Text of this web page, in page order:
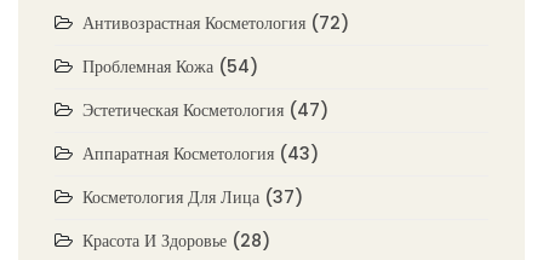
Антивозрастная Косметология (72)
Проблемная Кожа (54)
Эстетическая Косметология (47)
Аппаратная Косметология (43)
Косметология Для Лица (37)
Красота И Здоровье (28)